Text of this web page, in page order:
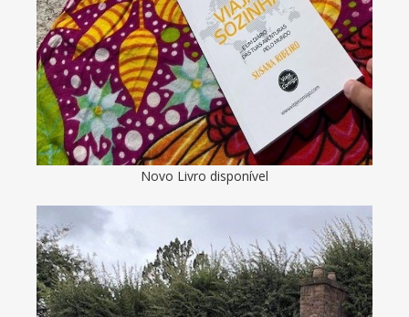
Novo Livro disponível